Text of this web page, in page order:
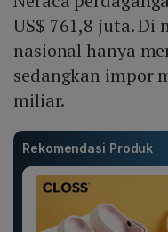
US$ 761,8 juta. Di
nasional hanya
sedangkan impor
miliar.
Rekomendasi Produk